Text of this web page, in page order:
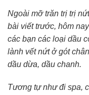
Ngoài mỡ trăn trị trị
bài viết trước, hôm
các bạn các loại dầu
lành vết nứt ở gót
dầu dừa, dầu chanh.
Tương tự như đi spa,